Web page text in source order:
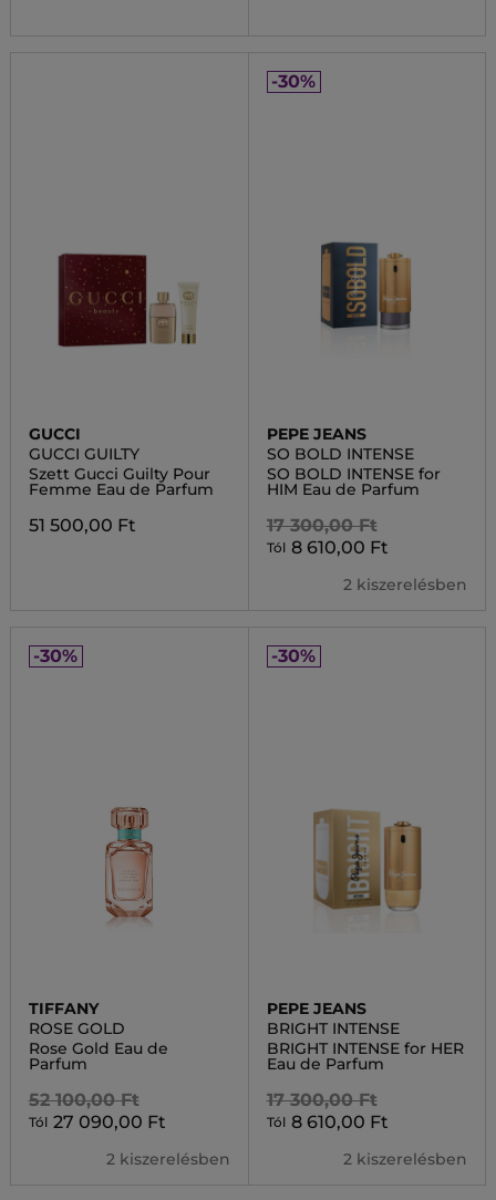
GUCCI
GUCCI GUILTY
Szett Gucci Guilty Pour
Femme Eau de Parfum
51 500,00 Ft
-30%
PEPE JEANS
SO BOLD INTENSE
SO BOLD INTENSE for
HIM Eau de Parfum
17 300,00 Ft
Tól 8 610,00 Ft
2 kiszerelésben
-30%
TIFFANY
ROSE GOLD
Rose Gold Eau de
Parfum
52 100,00 Ft
Tól 27 090,00 Ft
2 kiszerelésben
-30%
PEPE JEANS
BRIGHT INTENSE
BRIGHT INTENSE for HER
Eau de Parfum
17 300,00 Ft
Tól 8 610,00 Ft
2 kiszerelésben